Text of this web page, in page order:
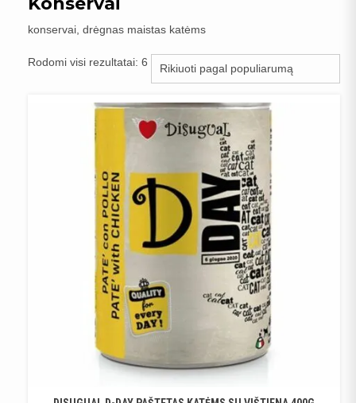
konservai, drėgnas maistas katėms
Rodomi visi rezultatai: 6